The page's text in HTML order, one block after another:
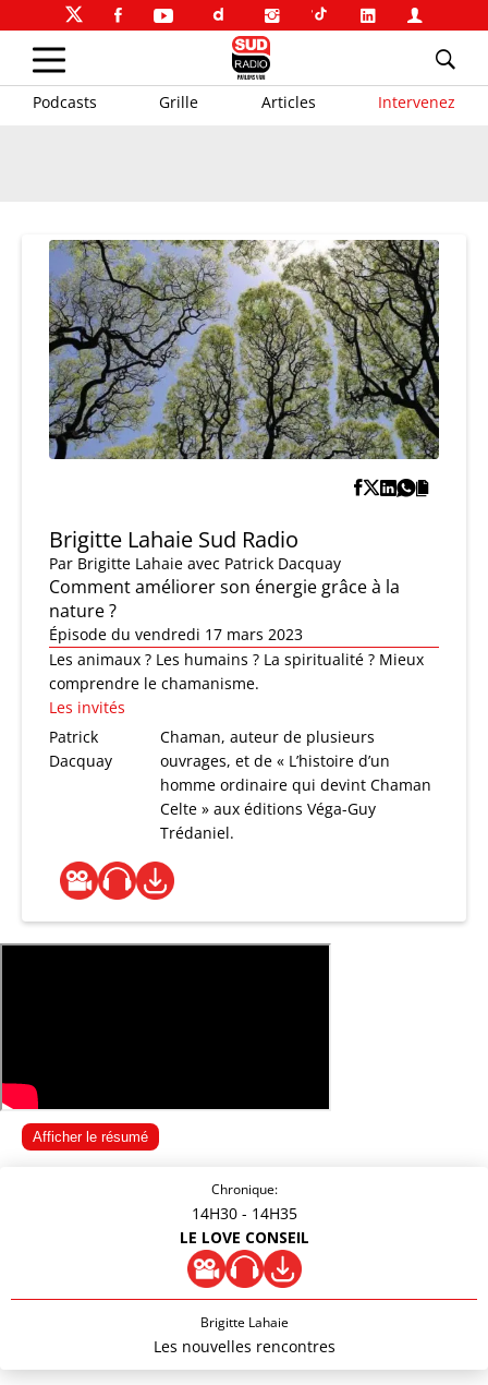
Podcasts Grille Articles Intervenez
Brigitte Lahaie Sud Radio
Par Brigitte Lahaie avec Patrick Dacquay
Comment améliorer son énergie grâce à la
nature ?
Épisode du vendredi 17 mars 2023
Les animaux ? Les humains ? La spiritualité ? Mieux
comprendre le chamanisme.
Les invités
Patrick
Dacquay
Chaman, auteur de plusieurs
ouvrages, et de « L’histoire d’un
homme ordinaire qui devint Chaman
Celte » aux éditions Véga-Guy
Trédaniel.
Afficher le résumé
Chronique:
14H30 - 14H35
LE LOVE CONSEIL
Brigitte Lahaie
Les nouvelles rencontres